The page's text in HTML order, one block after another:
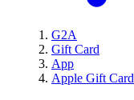
G2A
Gift Card
App
Apple Gift Card